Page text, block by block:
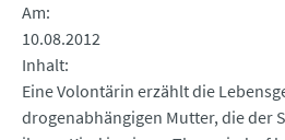
Am
10.08.2012
Inhalt
Eine Volontärin erzählt die
drogenabhängigen Mutter, die der